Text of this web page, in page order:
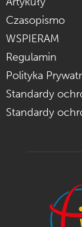
Czasopismo
WSPIERAM
Regulamin
Polityka
Standardy
Standardy